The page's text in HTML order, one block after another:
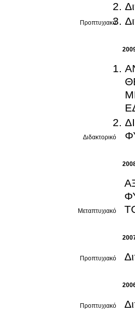
Προπτυχιακό
Διδακτορικό
Μεταπτυχιακό
Προπτυχιακό
Προπτυχιακό